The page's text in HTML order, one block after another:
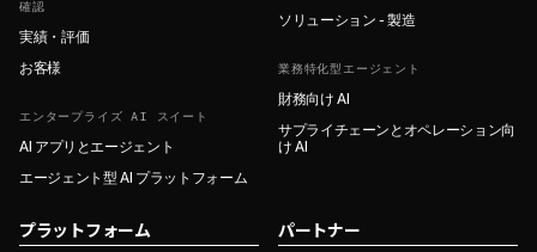
確認
実績・評価
お客様
エンタープライズ AI スイート
AI アプリとエージェント
エージェント型 AI プラットフォーム
ソリューション - 製造
業務特化型エージェント
財務向け AI
サプライチェーンとオペレーション向
け AI
プラットフォーム パートナー